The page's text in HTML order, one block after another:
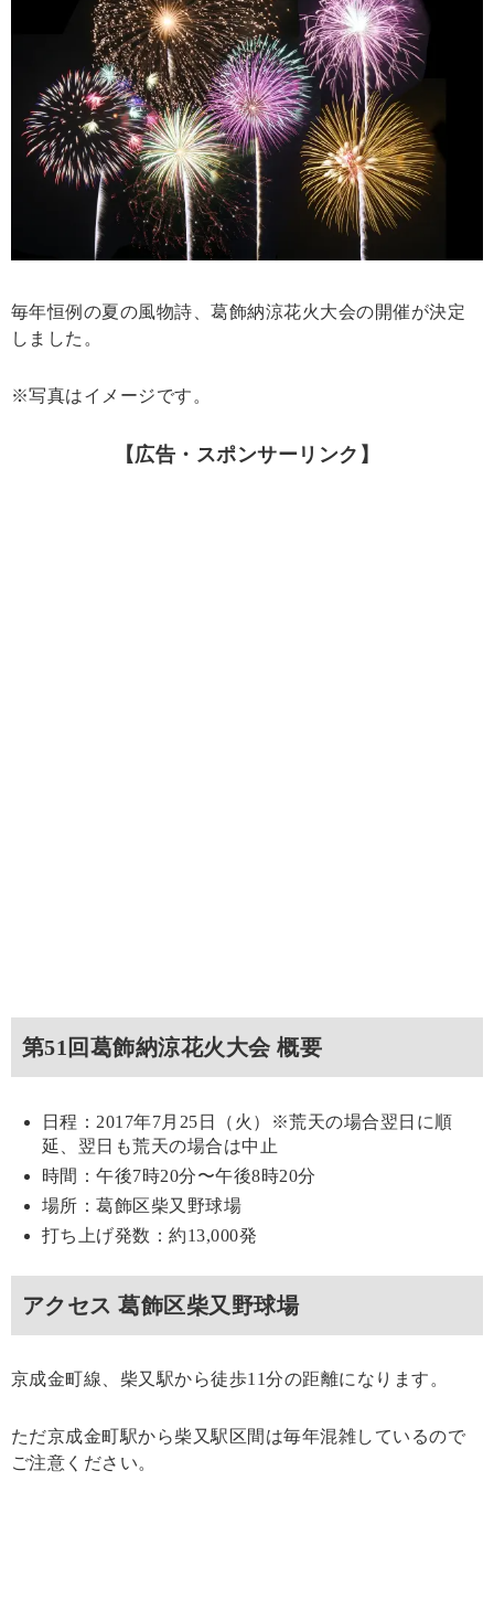
毎年恒例の夏の風物詩、葛飾納涼花火大会の開催が決定
しました。
※写真はイメージです。
【広告・スポンサーリンク】
第51回葛飾納涼花火大会 概要
日程：2017年7月25日（火）※荒天の場合翌日に順
延、翌日も荒天の場合は中止
時間：午後7時20分〜午後8時20分
場所：葛飾区柴又野球場
打ち上げ発数：約13,000発
アクセス 葛飾区柴又野球場
京成金町線、柴又駅から徒歩11分の距離になります。
ただ京成金町駅から柴又駅区間は毎年混雑しているので
ご注意ください。